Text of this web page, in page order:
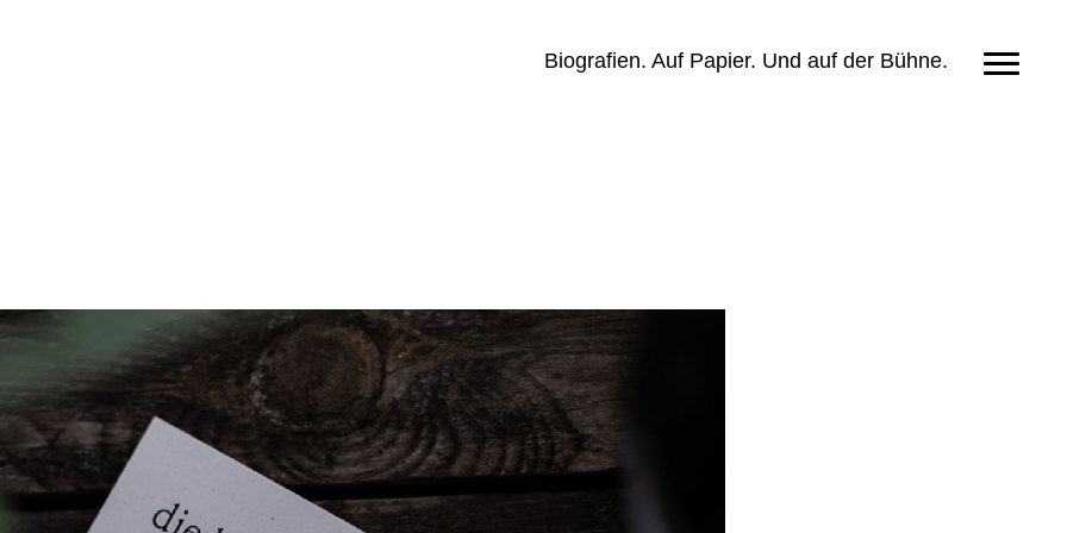
Biografien. Auf Papier. Und auf der Bühne.